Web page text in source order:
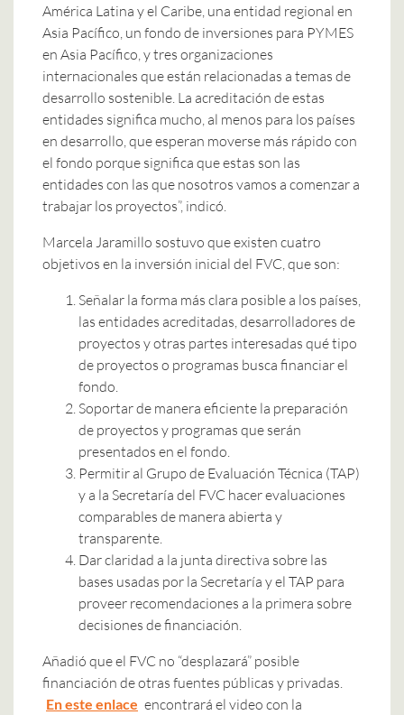
América Latina y el Caribe, una entidad regional en
Asia Pacífico, un fondo de inversiones para PYMES
en Asia Pacífico, y tres organizaciones
internacionales que están relacionadas a temas de
desarrollo sostenible. La acreditación de estas
entidades significa mucho, al menos para los países
en desarrollo, que esperan moverse más rápido con
el fondo porque significa que estas son las
entidades con las que nosotros vamos a comenzar a
trabajar los proyectos”, indicó.
Marcela Jaramillo sostuvo que existen cuatro
objetivos en la inversión inicial del FVC, que son:
Señalar la forma más clara posible a los países,
las entidades acreditadas, desarrolladores de
proyectos y otras partes interesadas qué tipo
de proyectos o programas busca financiar el
fondo.
Soportar de manera eficiente la preparación
de proyectos y programas que serán
presentados en el fondo.
Permitir al Grupo de Evaluación Técnica (TAP)
y a la Secretaría del FVC hacer evaluaciones
comparables de manera abierta y
transparente.
Dar claridad a la junta directiva sobre las
bases usadas por la Secretaría y el TAP para
proveer recomendaciones a la primera sobre
decisiones de financiación.
Añadió que el FVC no “desplazará” posible
financiación de otras fuentes públicas y privadas.
En este enlace encontrará el video con la